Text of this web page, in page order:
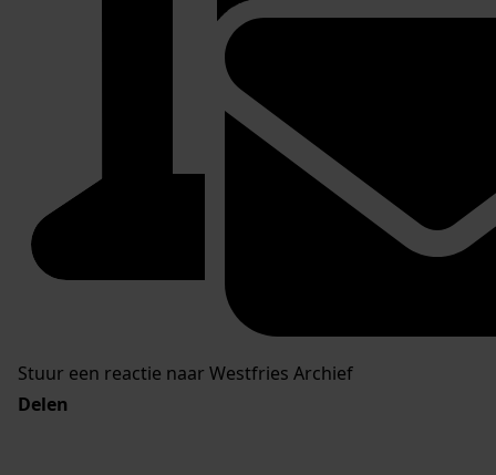
Stuur een reactie naar Westfries Archief
Delen